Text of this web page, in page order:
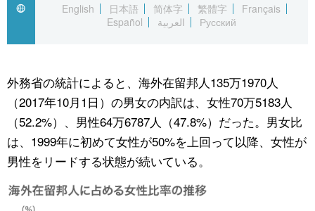
お知らせ
公式SNS
English
日本語 简体字 繁體字
Français
Español
العربية Русский
外務省の統計によると、海外在留邦人135万1970人
（2017年10月1日）の男女の内訳は、女性70万5183人
（52.2%）、男性64万6787人（47.8%）だった。男女比
は、1999年に初めて女性が50%を上回って以降、女性が
男性をリードする状態が続いている。